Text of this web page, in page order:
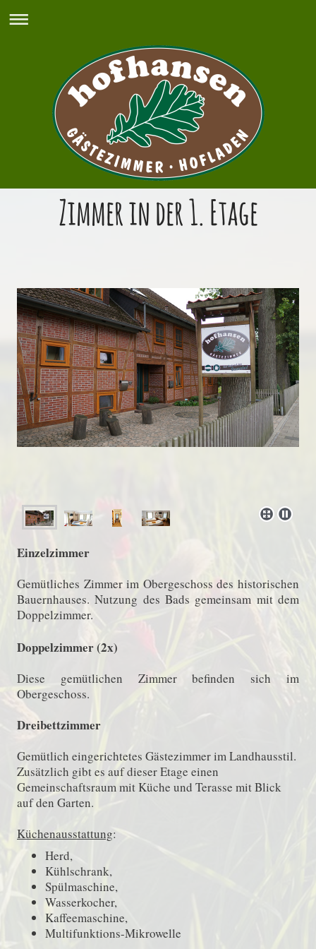
Zimmer in der 1. Etage
Einzelzimmer
Gemütliches Zimmer im Obergeschoss des historischen
Bauernhauses. Nutzung des Bads gemeinsam mit dem
Doppelzimmer.
Doppelzimmer (2x)
Diese gemütlichen Zimmer befinden sich im
Obergeschoss.
Dreibettzimmer
Gemütlich eingerichtetes Gästezimmer im Landhausstil.
Zusätzlich gibt es auf dieser Etage einen
Gemeinschaftsraum mit Küche und Terasse mit Blick
auf den Garten.
Küchenausstattung:
Herd,
Kühlschrank,
Spülmaschine,
Wasserkocher,
Kaffeemaschine,
Multifunktions-Mikrowelle